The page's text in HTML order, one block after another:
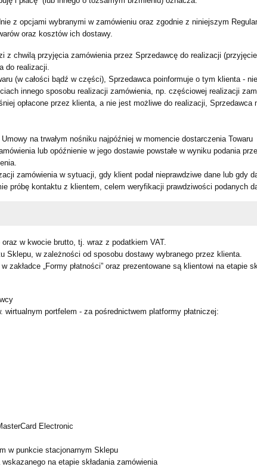
z opcjami wybranymi w zamówieniu oraz zgodnie z niniejszym
oraz kosztów ich dostawy.
z chwilą przyjęcia zamówienia przez Sprzedawcę do realizacji
do realizacji.
(w całości bądź w części), Sprzedawca poinformuje o tym klienta -
innego sposobu realizacji zamówienia, np. częściowej realizacji
opłacone przez klienta, a nie jest możliwe do realizacji, Sprzedawca
na trwałym nośniku najpóźniej w momencie dostarczenia Towaru
lub opóźnienie w jego dostawie powstałe w wyniku podania
zamówienia w sytuacji, gdy klient podał nieprawdziwe dane lub gdy
próbę kontaktu z klientem, celem weryfikacji prawdziwości podanych
w kwocie brutto, tj. wraz z podatkiem VAT.
Sklepu, w zależności od sposobu dostawy wybranego przez klienta.
zakładce „Formy płatności” oraz prezentowane są klientowi na etapie
portfelem - za pośrednictwem platformy płatniczej:
Electronic
w punkcie stacjonarnym Sklepu
na etapie składania zamówienia